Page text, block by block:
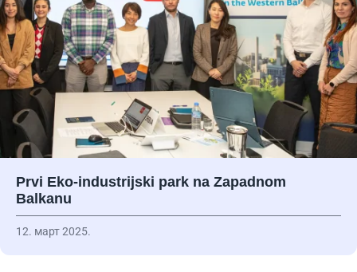
Prvi Eko-industrijski park na Zapadnom
Balkanu
12. март 2025.